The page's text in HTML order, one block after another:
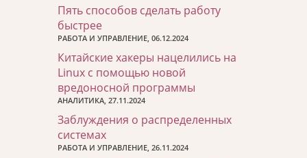
Пять способов сделать работу
быстрее
РАБОТА И УПРАВЛЕНИЕ, 06.12.2024
Китайские хакеры нацелились на
Linux с помощью новой
вредоносной программы
АНАЛИТИКА, 27.11.2024
Заблуждения о распределенных
системах
РАБОТА И УПРАВЛЕНИЕ, 26.11.2024